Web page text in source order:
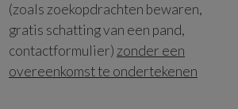
(zoals zoekopdrachten bewaren,
gratis schatting van een pand,
contactformulier) zonder een
overeenkomst te ondertekenen